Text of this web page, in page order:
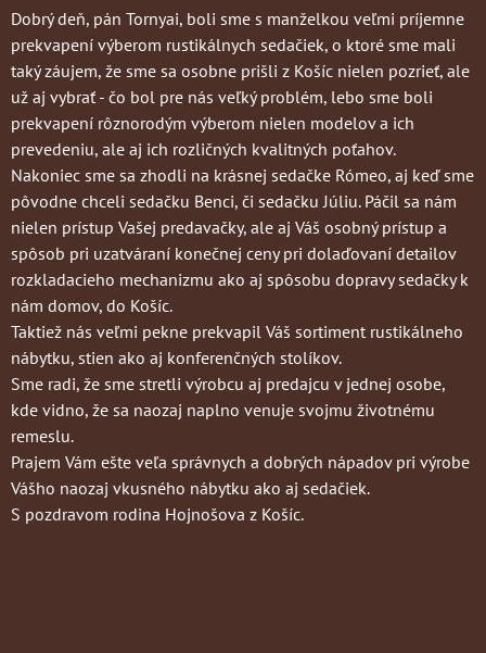
Dobrý deň, pán Tornyai, boli sme s manželkou veľmi príjemne
prekvapení výberom rustikálnych sedačiek, o ktoré sme mali
taký záujem, že sme sa osobne prišli z Košíc nielen pozrieť, ale
už aj vybrať - čo bol pre nás veľký problém, lebo sme boli
prekvapení rôznorodým výberom nielen modelov a ich
prevedeniu, ale aj ich rozličných kvalitných poťahov.
Nakoniec sme sa zhodli na krásnej sedačke Rómeo, aj keď sme
pôvodne chceli sedačku Benci, či sedačku Júliu. Páčil sa nám
nielen prístup Vašej predavačky, ale aj Váš osobný prístup a
spôsob pri uzatváraní konečnej ceny pri dolaďovaní detailov
rozkladacieho mechanizmu ako aj spôsobu dopravy sedačky k
nám domov, do Košíc.
Taktiež nás veľmi pekne prekvapil Váš sortiment rustikálneho
nábytku, stien ako aj konferenčných stolíkov.
Sme radi, že sme stretli výrobcu aj predajcu v jednej osobe,
kde vidno, že sa naozaj naplno venuje svojmu životnému
remeslu.
Prajem Vám ešte veľa správnych a dobrých nápadov pri výrobe
Vášho naozaj vkusného nábytku ako aj sedačiek.
S pozdravom rodina Hojnošova z Košíc.